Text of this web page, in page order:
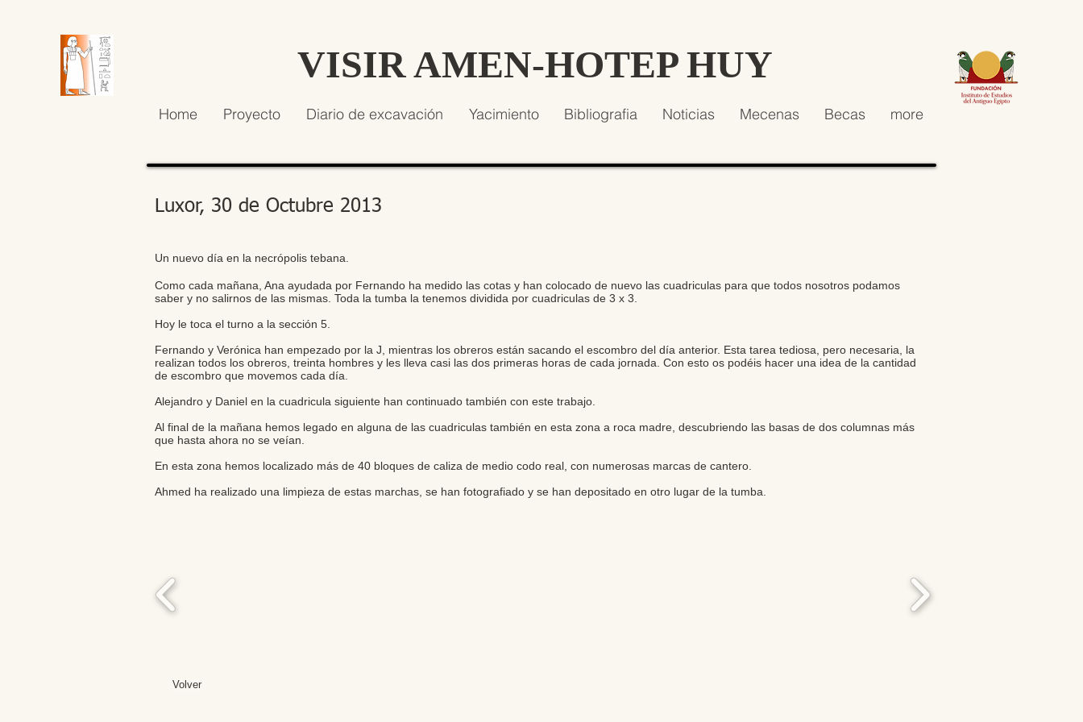
VISIR AMEN-HOTEP HUY
Home Proyecto Diario de excavación Yacimiento Bibliografia Noticias Mecenas Becas more
Luxor, 30 de Octubre 2013
Un nuevo día en la necrópolis tebana.
Como cada mañana, Ana ayudada por Fernando ha medido las cotas y han colocado de nuevo las cuadriculas para que todos nosotros podamos
saber y no salirnos de las mismas. Toda la tumba la tenemos dividida por cuadriculas de 3 x 3.
Hoy le toca el turno a la sección 5.
Fernando y Verónica han empezado por la J, mientras los obreros están sacando el escombro del día anterior. Esta tarea tediosa, pero necesaria, la
realizan todos los obreros, treinta hombres y les lleva casi las dos primeras horas de cada jornada. Con esto os podéis hacer una idea de la cantidad
de escombro que movemos cada día.
Alejandro y Daniel en la cuadricula siguiente han continuado también con este trabajo.
Al final de la mañana hemos legado en alguna de las cuadriculas también en esta zona a roca madre, descubriendo las basas de dos columnas más
que hasta ahora no se veían.
En esta zona hemos localizado más de 40 bloques de caliza de medio codo real, con numerosas marcas de cantero.
Ahmed ha realizado una limpieza de estas marchas, se han fotografiado y se han depositado en otro lugar de la tumba.
Volver